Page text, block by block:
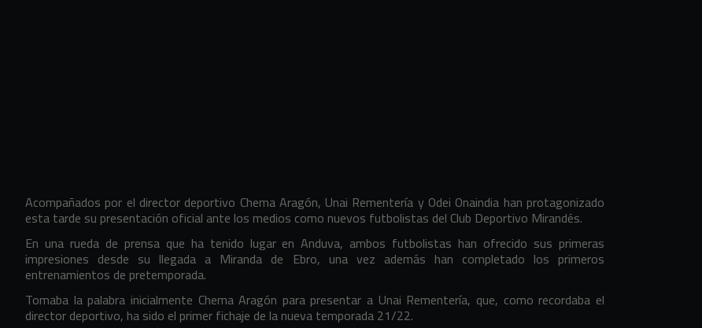
Acompañados por el director deportivo Chema Aragón, Unai Rementería y Odei Onaindia han protagonizado
esta tarde su presentación oficial ante los medios como nuevos futbolistas del Club Deportivo Mirandés.
En una rueda de prensa que ha tenido lugar en Anduva, ambos futbolistas han ofrecido sus primeras
impresiones desde su llegada a Miranda de Ebro, una vez además han completado los primeros
entrenamientos de pretemporada.
Tomaba la palabra inicialmente Chema Aragón para presentar a Unai Rementería, que, como recordaba el
director deportivo, ha sido el primer fichaje de la nueva temporada 21/22.